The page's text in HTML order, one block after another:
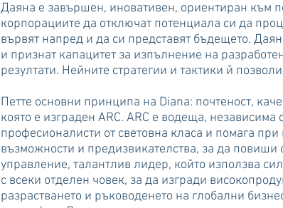
Даяна е завършен, иновативен, ориентиран към
корпорациите да отключат потенциала си да
вървят напред и да си представят бъдещето.
и признат капацитет за изпълнение на
резултати. Нейните стратегии и тактики й
Петте основни принципа на Diana: почтеност,
която е изграден ARC. ARC е водеща,
професионалисти от световна класа и помага
възможности и предизвикателства, за да повиши
управление, талантлив лидер, който използва
с всеки отделен човек, за да изгради
разрастването и ръководенето на глобални